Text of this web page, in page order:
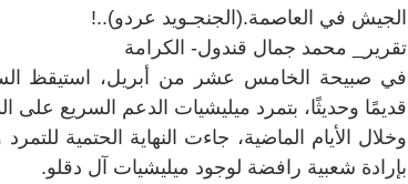
الجيش في العاصمة.(الجنجـويد عردو)..!
تقرير_ محمد جمال قندول- الكرامة
في صبيحة الخامس عشر من أبريل، استيقظ
قديمًا وحديثًا، بتمرد ميليشيات الدعم السريع
وخلال الأيام الماضية، جاءت النهاية الحتمية
بإرادة شعبية رافضة لوجود ميليشيات آل دقلو.